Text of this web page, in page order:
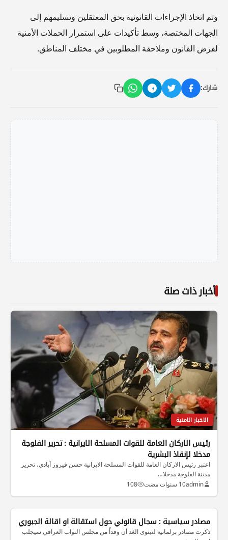
وتم اتخاذ الإجراءات القانونية بحق المعتقلين وتسليمهم إلى
الجهات المختصة، وسط تأكيدات على استمرار الحملات الأمنية
لفرض القانون وملاحقة المطلوبين في مختلف المناطق.
شارك:
أخبار ذات صلة
الاخبار الامنية
رئيس الاركان العامة للقوات المسلحة الايرانية : تحرير الفلوجة
مدخلا لإنقاذ البشرية
اعتبر رئيس الاركان العامة للقوات المسلحة الايرانية حسن فيروز آبادي، تحرير
مدينة الفلوجة مدخلا…
admin10 سنوات مضت 108
الاخبار الامنية
مصادر سياسية : سجال قانوني حول استقالة او اقالة الجبوري
ذكرت مصادر برلمانية لنينوى الغد أن وفداً من مجلس النواب العراقي سيجلب